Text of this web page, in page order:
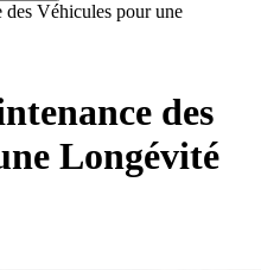
des Véhicules pour une
des
Longévité